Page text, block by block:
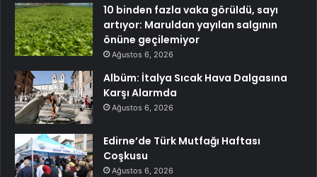
10 binden fazla vaka görüldü, sayı
artıyor: Maruldan yayılan salgının
önüne geçilemiyor
Ağustos 6, 2026
Albüm: İtalya Sıcak Hava Dalgasına
Karşı Alarmda
Ağustos 6, 2026
Edirne’de Türk Mutfağı Haftası
Coşkusu
Ağustos 6, 2026